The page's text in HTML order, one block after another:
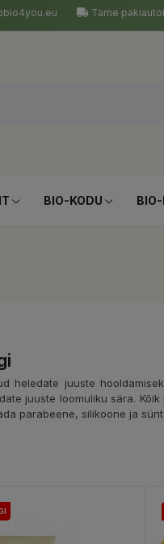
Tarne
BIO-KODU BIO-
heledate juuste
juuste loomuliku sära.
parabeene, silikoone ja